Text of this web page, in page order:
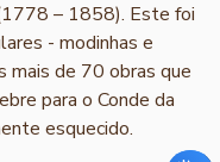
– 1858). Este foi
- modinhas e
mais de 70 obras que
para o Conde da
esquecido.